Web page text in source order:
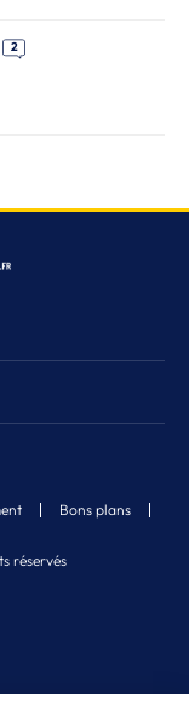
Fermer
2
réservés
Bons plans